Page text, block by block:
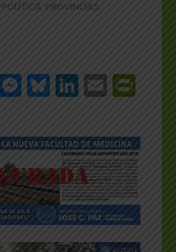
POLÍTICA PROVINCIAS
Facebook
Messenger
Bluesky
LinkedIn
Email